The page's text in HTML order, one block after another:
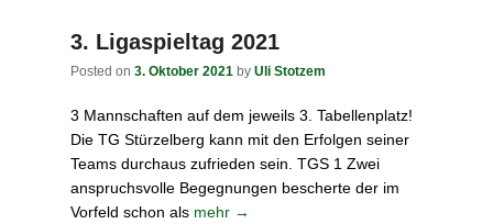
3. Ligaspieltag 2021
Posted on 3. Oktober 2021 by Uli Stotzem
3 Mannschaften auf dem jeweils 3. Tabellenplatz!
Die TG Stürzelberg kann mit den Erfolgen seiner
Teams durchaus zufrieden sein. TGS 1 Zwei
anspruchsvolle Begegnungen bescherte der im
Vorfeld schon als mehr →